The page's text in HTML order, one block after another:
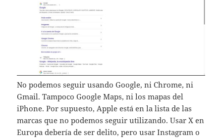
No podemos seguir usando Google, ni Chrome, ni
Gmail. Tampoco Google Maps, ni los mapas del
iPhone. Por supuesto, Apple está en la lista de las
marcas que no podemos seguir utilizando. Usar X en
Europa debería de ser delito, pero usar Instagram o